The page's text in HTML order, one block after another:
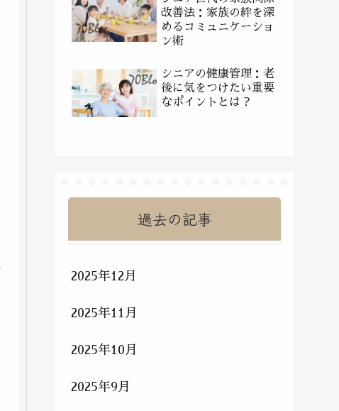
改善法：家族の絆を深
めるコミュニケーショ
ン術
シニアの健康管理：老
後に気をつけたい重要
なポイントとは？
過去の記事
2025年12月
2025年11月
2025年10月
2025年9月